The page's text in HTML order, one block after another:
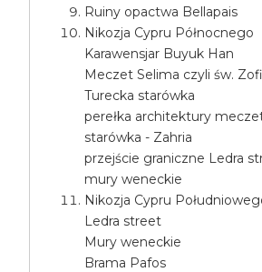
Ruiny opactwa Bellapais
Nikozja Cypru Północnego
Karawensjar Buyuk Han
Meczet Selima czyli św.
Turecka starówka
perełka architektury
starówka - Zahria
przejście graniczne Ledra
mury weneckie
Nikozja Cypru
Ledra street
Mury weneckie
Brama Pafos